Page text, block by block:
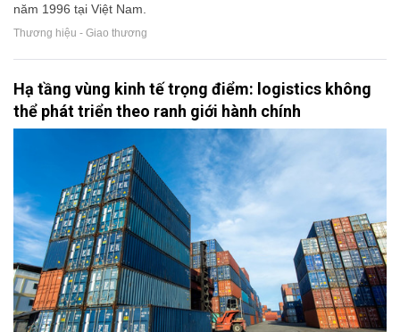
năm 1996 tại Việt Nam.
Thương hiệu - Giao thương
Hạ tầng vùng kinh tế trọng điểm: logistics không
thể phát triển theo ranh giới hành chính